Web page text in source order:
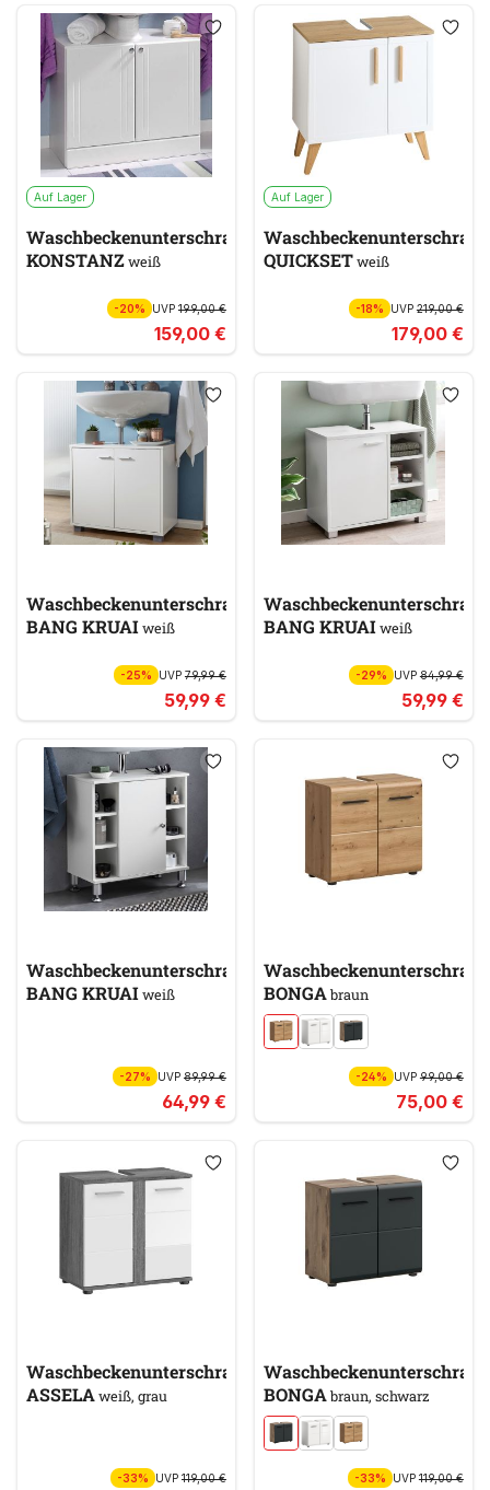
Auf Lager
Waschbeckenunterschrank
KONSTANZweiß
-20% UVP 199,00 €
159,00 €
Auf Lager
Waschbeckenunterschrank
QUICKSETweiß
-18% UVP219,00 €
179,00 €
Waschbeckenunterschrank
BANG KRUAIweiß
-25% UVP 79,99 €
59,99 €
Waschbeckenunterschrank
BANG KRUAIweiß
-29% UVP84,99 €
59,99 €
Waschbeckenunterschrank
BANG KRUAIweiß
-27% UVP 89,99 €
64,99 €
Waschbeckenunterschrank
BONGAbraun
-24% UVP99,00 €
75,00 €
Waschbeckenunterschrank
ASSELAweiß, grau
-33% UVP 119,00 €
Waschbeckenunterschrank
BONGAbraun, schwarz
-33% UVP119,00 €